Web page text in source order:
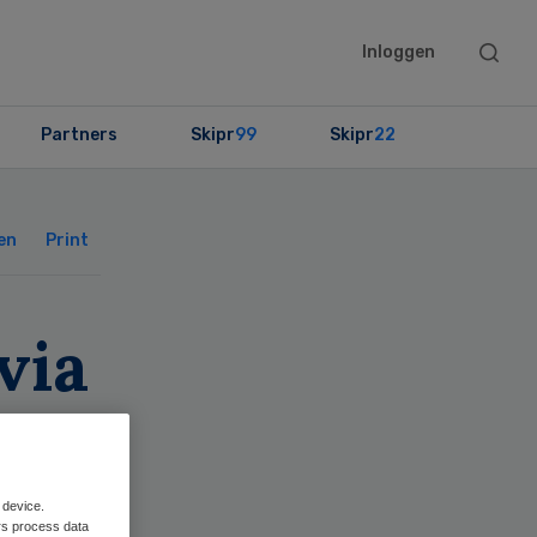
Inloggen
Search
Partners Skipr99 Skipr22
Print
process data